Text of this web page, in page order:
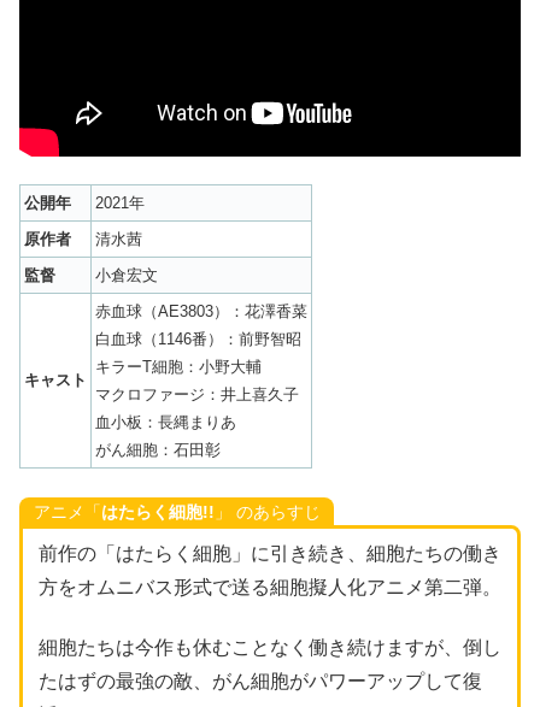
公開年
2021年
原作者
清水茜
監督
小倉宏文
キャスト
赤血球（AE3803）：花澤香菜
白血球（1146番）：前野智昭
キラーT細胞：小野大輔
マクロファージ：井上喜久子
血小板：長縄まりあ
がん細胞：石田彰
アニメ「はたらく細胞!! 」 のあらすじ
前作の「はたらく細胞」に引き続き、細胞たちの働き
方をオムニバス形式で送る細胞擬人化アニメ第二弾。
細胞たちは今作も休むことなく働き続けますが、倒し
たはずの最強の敵、がん細胞がパワーアップして復